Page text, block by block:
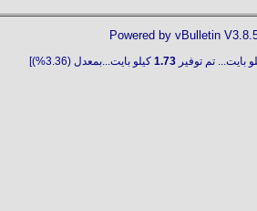
Powered by vBulletin
بايت... تم توفير 1.73 كيلو بايت...بمعدل (3.36%)]